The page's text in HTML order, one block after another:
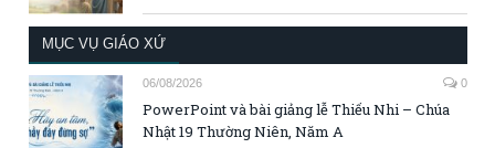
MỤC VỤ GIÁO XỨ
06/08/2026 0
PowerPoint và bài giảng lễ Thiếu Nhi – Chúa
Nhật 19 Thường Niên, Năm A